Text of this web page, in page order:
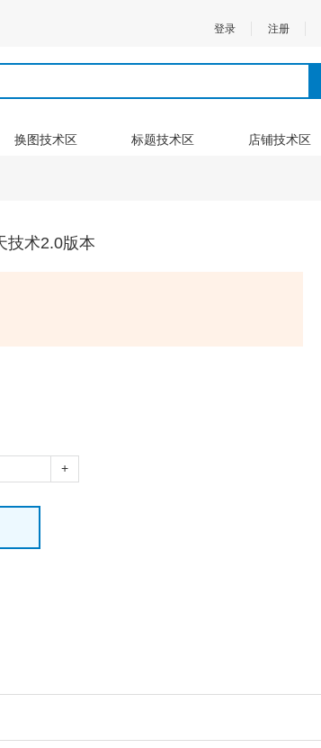
登录 注册
换图技术区 标题技术区 店铺技术区
技术2.0版本
+